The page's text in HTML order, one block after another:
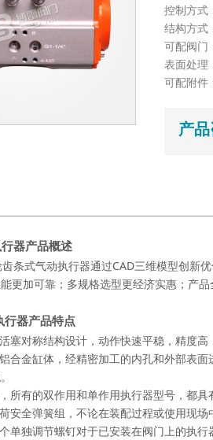
控制方式
结构方式
可配阀门
表面处理
可配附件
产
器产品概述
式气动执行器通过CAD三维模型创新
更加可靠；多规格选型更经济实惠；产
行器产品特点
塞对称结构设计，动作快速平稳，精度
合金缸体，经精密加工的内孔和外部表
所有的双作用和单作用执行器型号，都
安全弹簧组，不论在装配过程或使用现场
单独调节螺钉对于已安装在阀门上的执